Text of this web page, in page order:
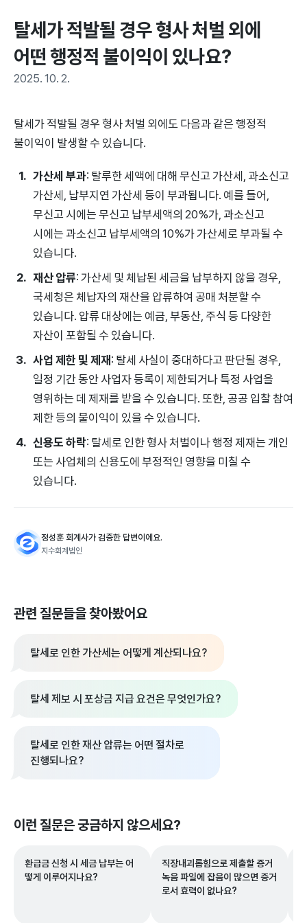
탈세가 적발될 경우 형사 처벌 외에
어떤 행정적 불이익이 있나요?
2025. 10. 2.
탈세가 적발될 경우 형사 처벌 외에도 다음과 같은 행정적
불이익이 발생할 수 있습니다.
가산세 부과: 탈루한 세액에 대해 무신고 가산세, 과소신고
가산세, 납부지연 가산세 등이 부과됩니다. 예를 들어,
무신고 시에는 무신고 납부세액의 20%가, 과소신고
시에는 과소신고 납부세액의 10%가 가산세로 부과될 수
있습니다.
재산 압류: 가산세 및 체납된 세금을 납부하지 않을 경우,
국세청은 체납자의 재산을 압류하여 공매 처분할 수
있습니다. 압류 대상에는 예금, 부동산, 주식 등 다양한
자산이 포함될 수 있습니다.
사업 제한 및 제재: 탈세 사실이 중대하다고 판단될 경우,
일정 기간 동안 사업자 등록이 제한되거나 특정 사업을
영위하는 데 제재를 받을 수 있습니다. 또한, 공공 입찰 참여
제한 등의 불이익이 있을 수 있습니다.
신용도 하락: 탈세로 인한 형사 처벌이나 행정 제재는 개인
또는 사업체의 신용도에 부정적인 영향을 미칠 수
있습니다.
정성훈 회계사가 검증한 답변이에요.
지수회계법인
관련 질문들을 찾아봤어요
탈세로 인한 가산세는 어떻게 계산되나요?
탈세 제보 시 포상금 지급 요건은 무엇인가요?
탈세로 인한 재산 압류는 어떤 절차로
진행되나요?
이런 질문은 궁금하지 않으세요?
환급금 신청 시 세금 납부는 어
떻게 이루어지나요?
직장내괴롭힘으로 제출할 증거
녹음 파일에 잡음이 많으면 증거
로서 효력이 없나요?